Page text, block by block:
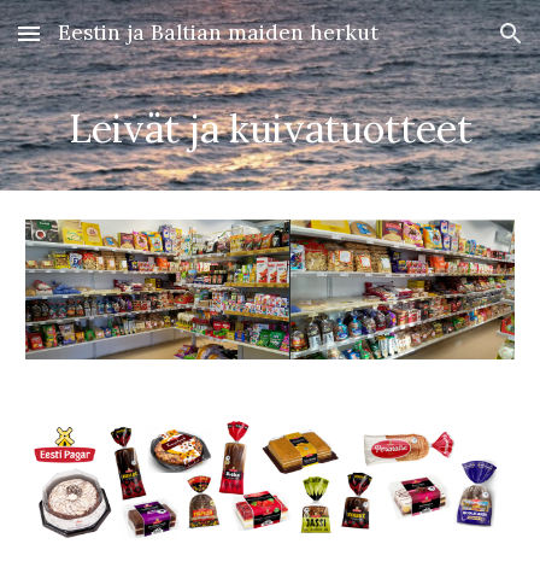
Skip to main content Skip to navigation
Eestin ja Baltian maiden herkut
Leivät ja kuivatuotteet